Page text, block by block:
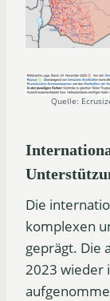
Quelle:
Die
komplexen
geprägt. Die
2023 wieder